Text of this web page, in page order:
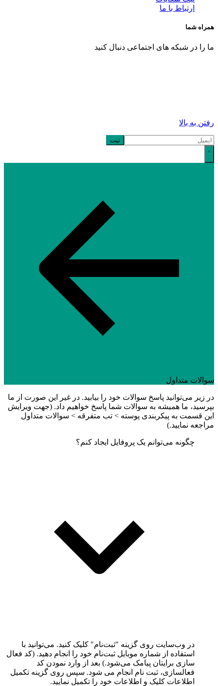
ارتباط با ما
همراه شما
ما را در شبکه های اجتماعی دنبال کنید
رفتن به بالا
سوالات متداول
در زیر می‌توانید پاسخ سوالات خود را بیابید. در غیر این صورت از ما
بپرسید، ما همیشه به سوالات شما پاسخ خواهیم داد. (جهت ویرایش
این قسمت به پیکربندی پوسته > تب متفرقه > سوالات متداول
مراجعه نمایید.)
چگونه می‌توانم یک پروفایل ایجاد کنم؟
در وب‌سایت روی گزینه "ثبت‌نام" کلیک کنید. می‌توانید با
استفاده از شماره موبایل ثبت‌نام خود را انجام دهید. (کد فعال
سازی برایتان پیامک می‌شود.) بعد از وارد نمودن کد
فعالسازی، ثبت نام انجام می شود. سپس روی گزینه تکمیل
اطلاعات کلیک و اطلاعات خود را تکمیل نمایید.